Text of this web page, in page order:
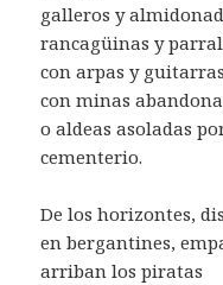
galleros y
rancagüinas y
con arpas y
con minas
o aldeas asoladas
cementerio.
De los horizontes,
en bergantines,
arriban los piratas